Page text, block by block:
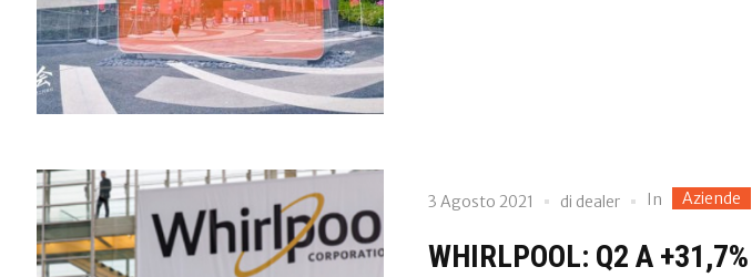
3 Agosto 2021 di dealer In Aziende
WHIRLPOOL: Q2 A +31,7%